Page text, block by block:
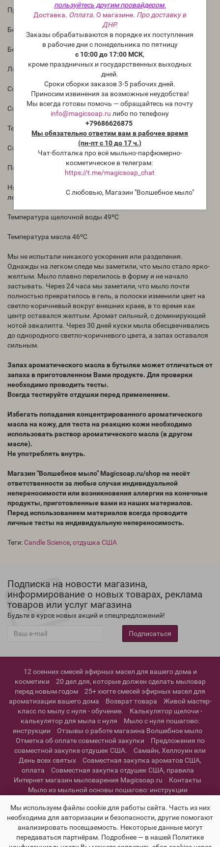
пользуйтесь другим провайдером.
Доставка. Оплата.О магазине. Про доставку в
ДНР.
Заказы обрабатываются в порядке их поступления
в рабочие дни с понедельника по пятницу
с 10:00 до 17:00 МСК,
кроме праздничных и государственных выходных
дней.
Сроки сборки заказов 3-5 рабочих дней.
Приносим извинения за возможные неудобства!
Мы всегда готовы помочь — обращайтесь на почту
info@magicsoap.ru либо по телефону
+79686626875
Мы обязательно ответим вам в рабочее время
(пн-пт с 10 до 17 ч.)
Чат-болталка про всё мыльно-парфюмерно-
косметическое в телеграм:
https://t.me/magicsoap_chat
С любовью, Магазин "Волшебное мыло"
Процент использования:
Безопасная дозировка в свечах: 3-10%
Безопасная дозировка в мыле: 2-6%
Лосьон, безопасное использование: 1-2%
Совместимость с базой для диффузоров: требует тестов
Совместимость с соевым воском
Температура кипения: 88°C
Содержание ванилина: 0%
Поведение в мыле с нуля холодным способом:
Никакого ускорения, нет разделения, цвет изменяется на
легкий загар
Температура щелочной воды 49ºC
Температура масла 46ºС
Мы не испытали никакого ускорения или разделения.
Однажды на легком следе мы заметили, что мыло стало ярко-
желтым. Мыло плавно перелилось в форму и не начало
застывать. Через 24 часа мы заметили, что мыло почти
полностью превратилось в гель, а полоски изменили цвет на
светло-коричневый вокруг внешних краев, в то время как
центр оставался желтым. Аромат сильный, с доминирующей
нотой эвкалипта. Через 30 дней куски мыла обесцвечивались
до однородного светло-коричневого цвета, а запах оставался
сильным.
Запах ароматического масла в бутылке может отличаться от
запаха в приготовленном Вами продукте. Для проверки
необходимо проводить тесты.
Всегда тестируйте отдушки перед применением.
Избегать попадания концентрированного ароматического
масла на кожу, для теста на реакцию кожи необходимо
использовать раствор ароматического масла (в другом
масле).
Не употреблять внутрь.
Магазин "Волшебное мыло" Magicsoap.ru/shop не несёт
ответственности за любые случаи индивидуальной
непереносимости или возникновения аллергии на конечные
продукты, приготовленные вами из наших материалов.
Перед использованием материалов всегда проводите
личные тесты на индивидуальную непереносимость.
Теги:Candle Science, отдушка США
Подписка на новости магазина,
информирование о новых товарах, реклама
товаров или услуг магазина
Будьте в курсе новых акций и спецпредложений!
Подписаться
12 осенних смесей эфирных масел для вашего дома и
косметики
20 дел для, которые должен сделать мыловар
перед новым годом
25+ хюгге смесей эфирных масел для
ароматизации вашего дома
Возврат товара
Живой мастер-
класс по мылу с нуля - обучение.
Калькулятор щелочи -
калькулятор для мыла с нуля
Мыло с нуля пошагово:
инструкции
Отзывы о работе магазина Волшебное мыло
Отметка об оплате совместной закупки
Предложения по
совместной закупке отдушек США.
Самайн, Хеллоуин или
День всех святых
Совместная закупка ароматов США,
оплата
Совместная закупка отдушек США, правила
Интернет магазин мыловарения Magicsoap.ru
Контакты
Мыло из мыльной основы пошагово: инструкции
пользовательское соглашение
Мы используем файлы cookie для работы сайта. Часть из них
необходима для авторизации и безопасности, другие помогают
анализировать посещаемость. Некоторые данные могут
передаваться партнёрам. Подробнее — в нашей Политике